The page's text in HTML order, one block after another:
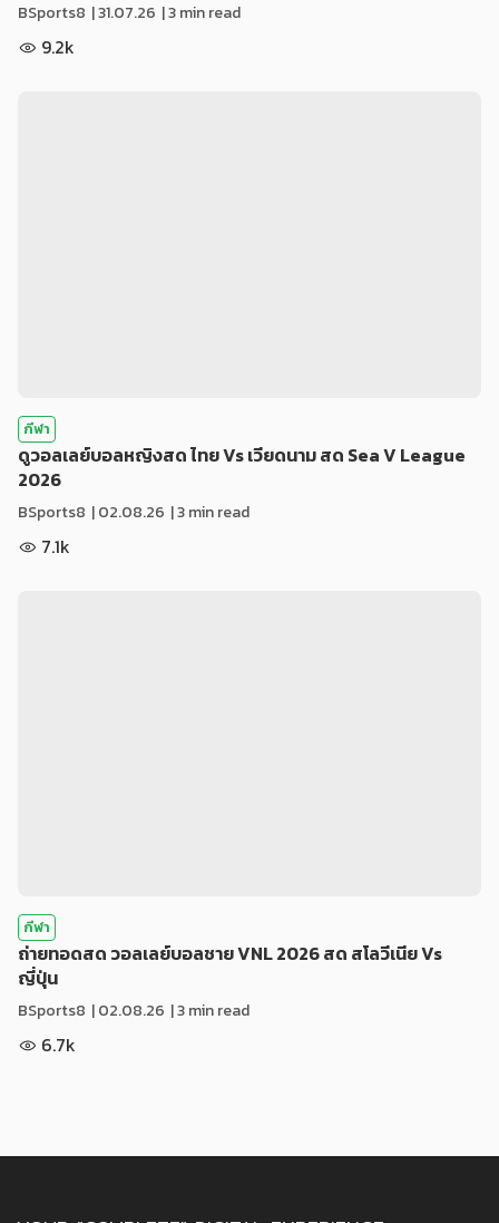
BSports8 |31.07.26 | 3 min read
9.2k
กีฬา
ดูวอลเลย์บอลหญิงสด ไทย Vs เวียดนาม สด Sea V League
2026
BSports8 |02.08.26 | 3 min read
7.1k
กีฬา
ถ่ายทอดสด วอลเลย์บอลชาย VNL 2026 สด สโลวีเนีย Vs
ญี่ปุ่น
BSports8 |02.08.26 | 3 min read
6.7k